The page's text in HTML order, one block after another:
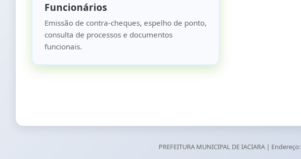
Funcionários
Emissão de contra-cheques, espelho de ponto,
consulta de processos e documentos
funcionais.
PREFEITURA MUNICIPAL DE IACIARA| Endereço: